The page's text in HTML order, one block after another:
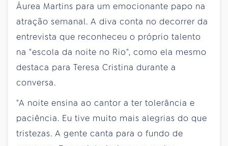
Áurea Martins para um emocionante papo na
atração semanal. A diva conta no decorrer da
entrevista que reconheceu o próprio talento
na "escola da noite no Rio", como ela mesmo
destaca para Teresa Cristina durante a
conversa.
"A noite ensina ao cantor a ter tolerância e
paciência. Eu tive muito mais alegrias do que
tristezas. A gente canta para o fundo de